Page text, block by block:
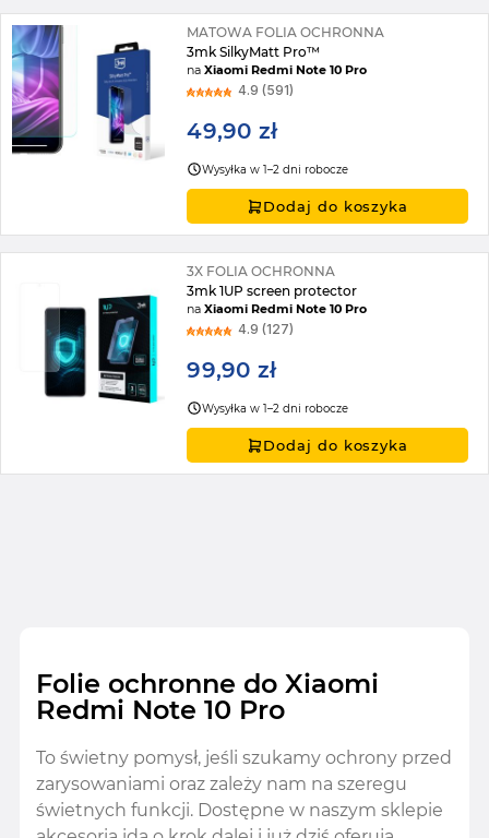
MATOWA FOLIA OCHRONNA
3mk SilkyMatt Pro™
naXiaomi Redmi Note 10 Pro
4.9 (591)
49,90 zł
Wysyłka w 1–2 dni robocze
Dodaj do koszyka
3X FOLIA OCHRONNA
3mk 1UP screen protector
naXiaomi Redmi Note 10 Pro
4.9 (127)
99,90 zł
Wysyłka w 1–2 dni robocze
Dodaj do koszyka
Folie ochronne do Xiaomi
Redmi Note 10 Pro
To świetny pomysł, jeśli szukamy ochrony przed
zarysowaniami oraz zależy nam na szeregu
świetnych funkcji. Dostępne w naszym sklepie